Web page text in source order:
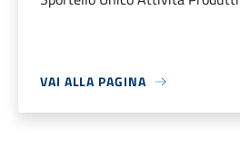
VAI ALLA PAGINA